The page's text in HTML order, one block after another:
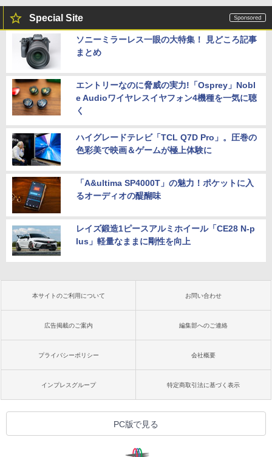
Special Site
ソニーミラーレス一眼の大特集！ 見どころ記事
まとめ
エントリーなのに脅威の実力!「Osprey」Nobl
e Audioワイヤレスイヤフォン4機種を一気に聴
く
ハイグレードテレビ「TCL Q7D Pro」。圧巻の
色彩美で映画＆ゲームが極上体験に
「A&ultima SP4000T」の魅力！ポケットに入
るオーディオの醍醐味
レイズ鍛造1ピースアルミホイール「CE28 N-p
lus」軽量なままに剛性を向上
本サイトのご利用について お問い合わせ
広告掲載のご案内 編集部へのご連絡
プライバシーポリシー 会社概要
インプレスグループ 特定商取引法に基づく表示
PC版で見る